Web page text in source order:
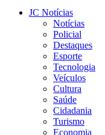
JC Notícias
Notícias
Policial
Destaques
Esporte
Tecnologia
Veículos
Cultura
Saúde
Cidadania
Turismo
Economia